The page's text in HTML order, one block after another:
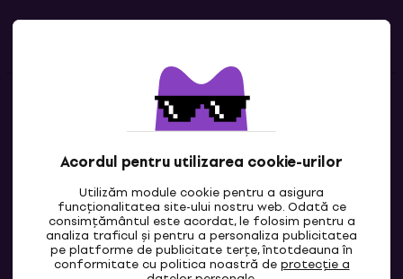
Acordul pentru utilizarea cookie-urilor
Utilizăm module cookie pentru a asigura
funcționalitatea site-ului nostru web. Odată ce
consimțământul este acordat, le folosim pentru a
analiza traficul și pentru a personaliza publicitatea
pe platforme de publicitate terțe, întotdeauna în
conformitate cu politica noastră deprotecție a
Linkuri utile
Contacte
Contactează-ne